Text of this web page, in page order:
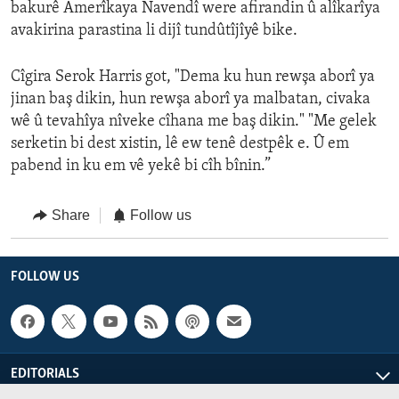
bakurê Amerîkaya Navendî were afirandin û alîkarîya
avakirina parastina li dijî tundûtîjîyê bike.
Cîgira Serok Harris got, "Dema ku hun rewşa aborî ya
jinan baş dikin, hun rewşa aborî ya malbatan, civaka
wê û tevahîya nîveke cîhana me baş dikin." "Me gelek
serketin bi dest xistin, lê ew tenê destpêk e. Û em
pabend in ku em vê yekê bi cîh bînin.”
Share Follow us
FOLLOW US
EDITORIALS